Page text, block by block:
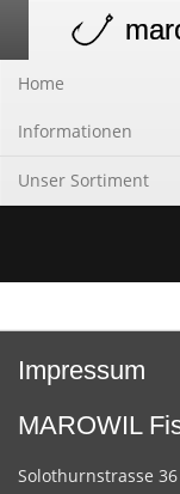
navigation
Home
Informationen
Unser Sortiment
Impressum
MAROWIL
Solothurnstrasse 36